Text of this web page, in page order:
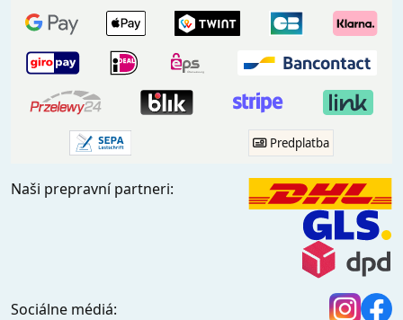
Predplatba
Naši prepravní partneri:
Sociálne médiá: